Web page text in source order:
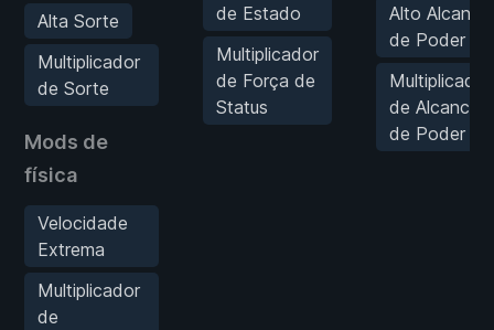
Alta Sorte
Multiplicador
de Sorte
Mods de
física
Velocidade
Extrema
Multiplicador
de
de Estado
Multiplicador
de Força de
Status
Alto Alcance
de Poder
Multiplicador
de Alcance
de Poder